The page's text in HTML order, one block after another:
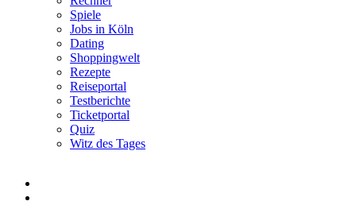
Spiele
Jobs in Köln
Dating
Shoppingwelt
Rezepte
Reiseportal
Testberichte
Ticketportal
Quiz
Witz des Tages